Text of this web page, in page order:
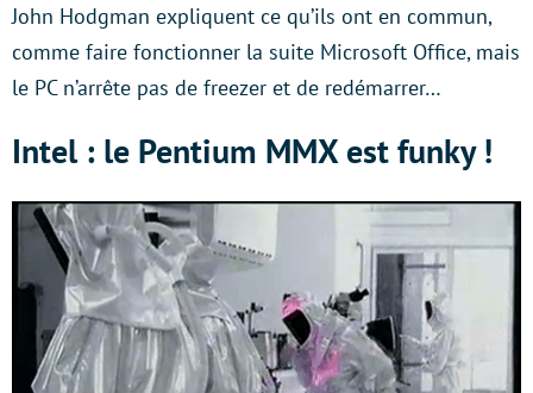
John Hodgman expliquent ce qu’ils ont en commun,
comme faire fonctionner la suite Microsoft Office, mais
le PC n’arrête pas de freezer et de redémarrer…
Intel : le Pentium MMX est funky !